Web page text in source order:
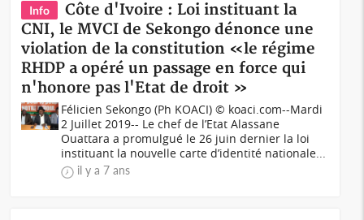
Info
Côte d'Ivoire : Loi instituant la
CNI, le MVCI de Sekongo dénonce une
violation de la constitution «le régime
RHDP a opéré un passage en force qui
n'honore pas l'Etat de droit »
Félicien Sekongo (Ph KOACI) © koaci.com--Mardi
2 Juillet 2019-- Le chef de l’Etat Alassane
Ouattara a promulgué le 26 juin dernier la loi
instituant la nouvelle carte d’identité nationale...
il y a 7 ans